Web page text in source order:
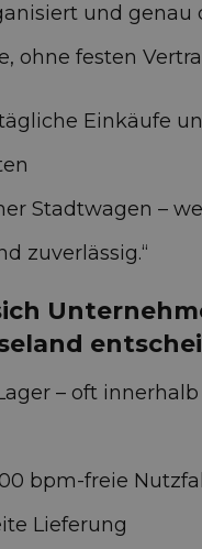
und genau
ohne festen
Einkäufe
Stadtwagen –
zuverlässig.“
– oft
bpm-freie
Lieferung